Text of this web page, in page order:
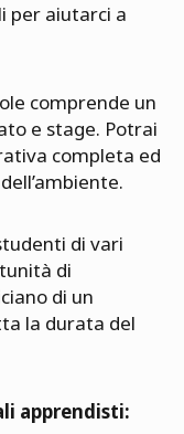
per aiutarci a
comprende un
e stage. Potrai
completa ed
di vari
di
di un
la durata del
apprendisti: